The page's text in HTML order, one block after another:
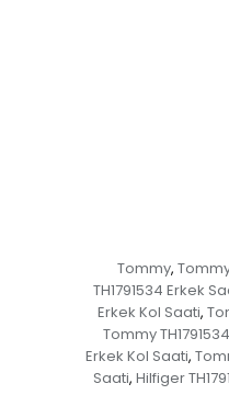
Tommy,
TH1791534 Erkek
Erkek Kol Saati,
Tommy
Erkek Kol Saati,
Saati, Hilfiger